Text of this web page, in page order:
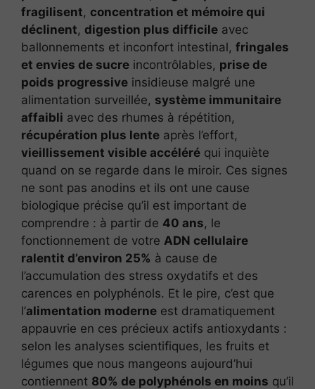
fragilisent, concentration et mémoire qui
déclinent, digestion plus difficile avec
ballonnements et inconfort intestinal, fringales
et envies de sucre incontrôlables, prise de
poids progressive insidieuse malgré une
alimentation surveillée, système immunitaire
affaibli avec des rhumes à répétition,
récupération plus lente après l’effort,
vieillissement visible accéléré qui inquiète
quand on se regarde dans le miroir. Ces signes
ne sont pas anodins et ils ont une cause
biologique précise qu’il est important de
comprendre : à partir de 40 ans, le
fonctionnement de votre ADN cellulaire
ralentit d’environ 25% à cause de
l’accumulation des stress oxydatifs et des
carences en polyphénols. Et le pire, c’est que
l’alimentation moderne est dramatiquement
appauvrie en ces précieux actifs antioxydants :
selon les analyses scientifiques, les fruits et
légumes que nous mangeons aujourd’hui
contiennent 80% de polyphénols en moins qu’il